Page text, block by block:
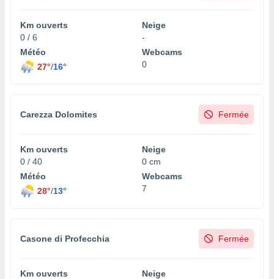
Km ouverts
0 / 6
Neige
-
Météo
27°/16°
Webcams
0
Carezza Dolomites Fermée
Km ouverts
0 / 40
Neige
0 cm
Météo
28°/13°
Webcams
7
Casone di Profecchia Fermée
Km ouverts
Neige